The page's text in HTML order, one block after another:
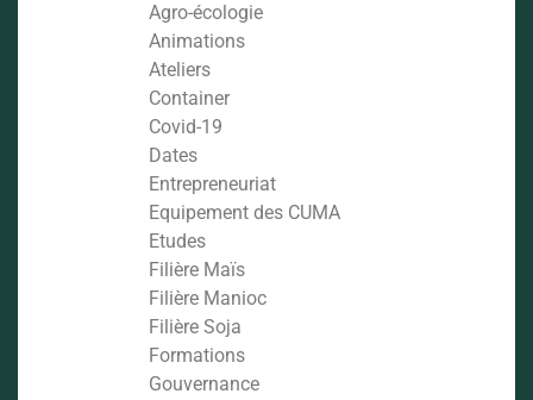
Agro-écologie
Animations
Ateliers
Container
Covid-19
Dates
Entrepreneuriat
Equipement des CUMA
Etudes
Filière Maïs
Filière Manioc
Filière Soja
Formations
Gouvernance